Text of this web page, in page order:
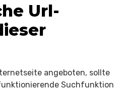
Url-
angeboten, sollte
Suchfunktion